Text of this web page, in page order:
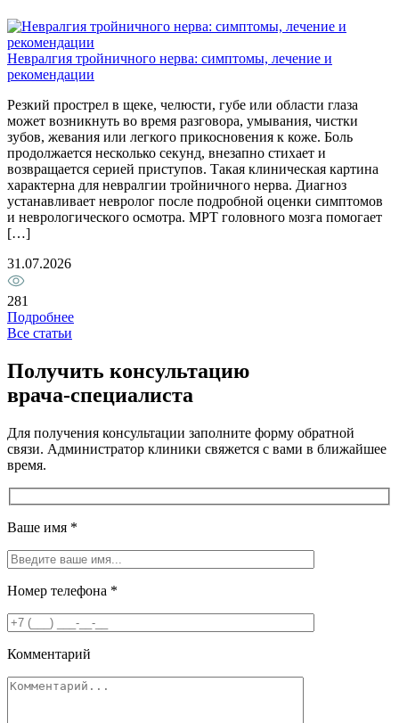
Невралгия тройничного нерва: симптомы, лечение и
рекомендации
Резкий прострел в щеке, челюсти, губе или области глаза
может возникнуть во время разговора, умывания, чистки
зубов, жевания или легкого прикосновения к коже. Боль
продолжается несколько секунд, внезапно стихает и
возвращается серией приступов. Такая клиническая картина
характерна для невралгии тройничного нерва. Диагноз
устанавливает невролог после подробной оценки симптомов
и неврологического осмотра. МРТ головного мозга помогает
[…]
31.07.2026
281
Подробнее
Все статьи
Получить консультацию
врача-специалиста
Для получения консультации заполните форму обратной
связи. Администратор клиники свяжется с вами в ближайшее
время.
Ваше имя *
Номер телефона *
Комментарий